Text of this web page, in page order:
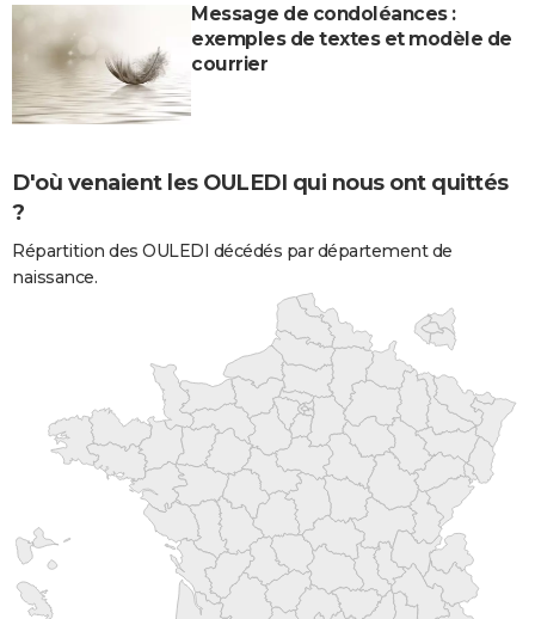
Message de condoléances :
exemples de textes et modèle de
courrier
D'où venaient les OULEDI qui nous ont quittés
?
Répartition des OULEDI décédés par département de
naissance.